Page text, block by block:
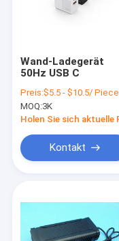
Wand-Ladegerät
50Hz USB C
Preis:$5.5 - $10.5/ Piece
MOQ:3K
Kontakt